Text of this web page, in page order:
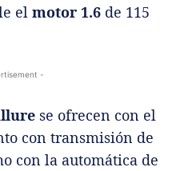
el motor 1.6 de 115
-
se ofrecen con el
con transmisión de
con la automática de